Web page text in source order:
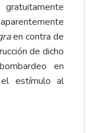
en contra de
de dicho
en
estímulo al